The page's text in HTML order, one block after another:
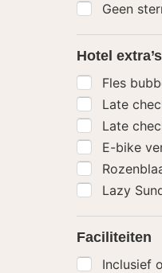
Geen
Hotel extra’s
Fles
Late
Late
E-bike
Lazy
Faciliteiten
Inclusief